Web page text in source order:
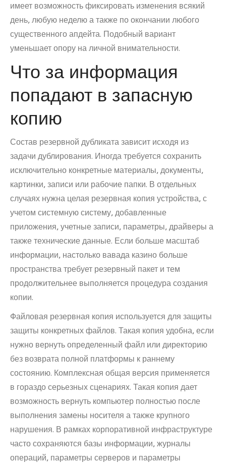
имеет возможность фиксировать изменения всякий
день, любую неделю а также по окончании любого
существенного апдейта. Подобный вариант
уменьшает опору на личной внимательности.
Что за информация
попадают в запасную
копию
Состав резервной дубликата зависит исходя из
задачи дублирования. Иногда требуется сохранить
исключительно конкретные материалы, документы,
картинки, записи или рабочие папки. В отдельных
случаях нужна целая резервная копия устройства, с
учетом системную систему, добавленные
приложения, учетные записи, параметры, драйверы а
также технические данные. Если больше масштаб
информации, настолько вавада казино больше
пространства требует резервный пакет и тем
продолжительнее выполняется процедура создания
копии.
Файловая резервная копия используется для защиты
защиты конкретных файлов. Такая копия удобна, если
нужно вернуть определенный файл или директорию
без возврата полной платформы к раннему
состоянию. Комплексная общая версия применяется
в гораздо серьезных сценариях. Такая копия дает
возможность вернуть компьютер полностью после
выполнения замены носителя а также крупного
нарушения. В рамках корпоративной инфраструктуре
часто сохраняются базы информации, журналы
операций, параметры серверов и параметры